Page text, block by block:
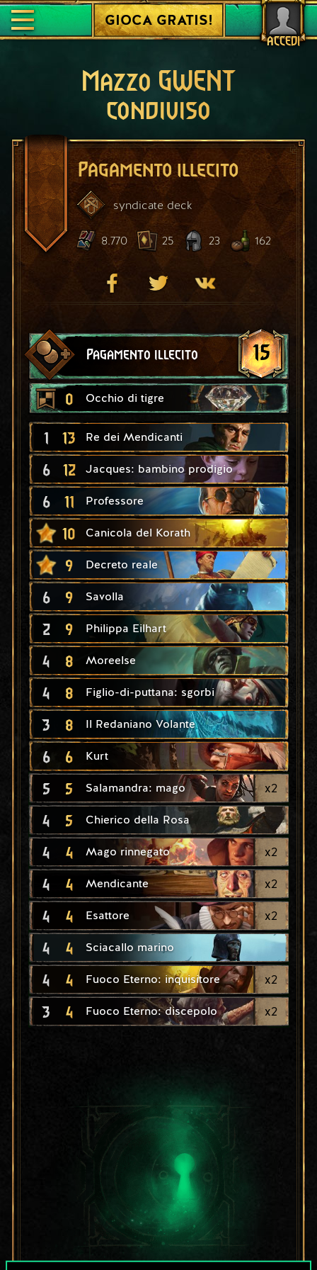
ACCEDI
GIOCA GRATIS!
Mazzo GWENT
condiviso
Pagamento illecito
syndicate deck
8.770 25 23 162
Pagamento illecito 15
0 Occhio di tigre
1 13 Re dei Mendicanti
6 12 Jacques: bambino prodigio
6 11 Professore
10 Canicola del Korath
9 Decreto reale
6 9 Savolla
2 9 Philippa Eilhart
4 8 Moreelse
4 8 Figlio-di-puttana: sgorbi
3 8 Il Redaniano Volante
6 6 Kurt
5 5 Salamandra: mago x2
4 5 Chierico della Rosa
4 4 Mago rinnegato x2
4 4 Mendicante x2
4 4 Esattore x2
4 4 Sciacallo marino
4 4 Fuoco Eterno: inquisitore x2
3 4 Fuoco Eterno: discepolo x2